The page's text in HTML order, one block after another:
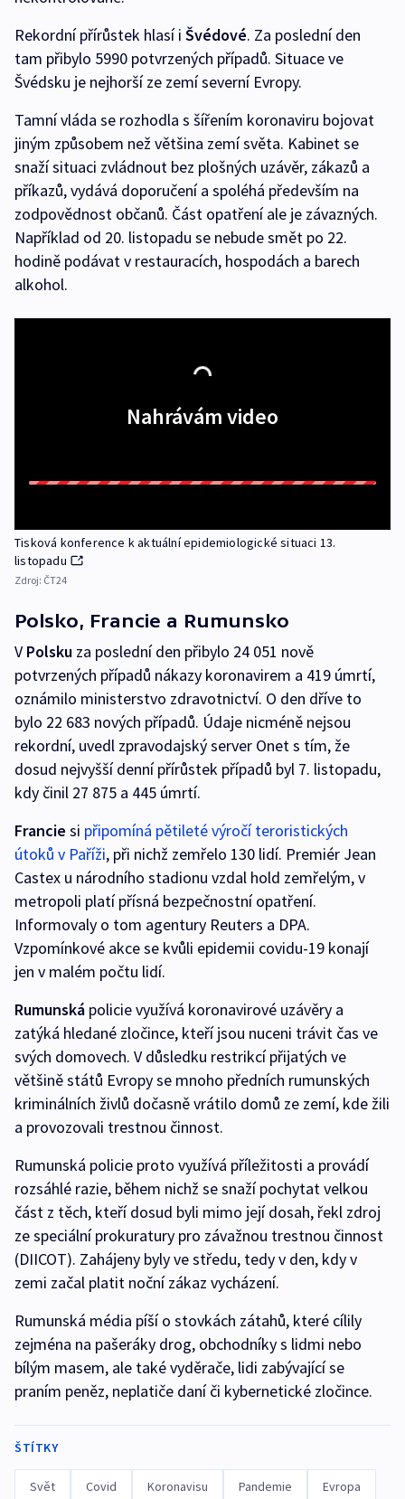
Rekordní přírůstek hlasí i Švédové. Za poslední den
tam přibylo 5990 potvrzených případů. Situace ve
Švédsku je nejhorší ze zemí severní Evropy.
Tamní vláda se rozhodla s šířením koronaviru bojovat
jiným způsobem než většina zemí světa. Kabinet se
snaží situaci zvládnout bez plošných uzávěr, zákazů a
příkazů, vydává doporučení a spoléhá především na
zodpovědnost občanů. Část opatření ale je závazných.
Například od 20. listopadu se nebude smět po 22.
hodině podávat v restauracích, hospodách a barech
alkohol.
Nahrávám video
Tisková konference k aktuální epidemiologické situaci 13.
listopadu
Zdroj: ČT24
Polsko, Francie a Rumunsko
VPolsku za poslední den přibylo 24 051 nově
potvrzených případů nákazy koronavirem a 419 úmrtí,
oznámilo ministerstvo zdravotnictví. O den dříve to
bylo 22 683 nových případů. Údaje nicméně nejsou
rekordní, uvedl zpravodajský server Onet s tím, že
dosud nejvyšší denní přírůstek případů byl 7. listopadu,
kdy činil 27 875 a 445 úmrtí.
Francie si připomíná pětileté výročí teroristických
útoků v Paříži, při nichž zemřelo 130 lidí. Premiér Jean
Castex u národního stadionu vzdal hold zemřelým, v
metropoli platí přísná bezpečnostní opatření.
Informovaly o tom agentury Reuters a DPA.
Vzpomínkové akce se kvůli epidemii covidu-19 konají
jen v malém počtu lidí.
Rumunská policie využívá koronavirové uzávěry a
zatýká hledané zločince, kteří jsou nuceni trávit čas ve
svých domovech. V důsledku restrikcí přijatých ve
většině států Evropy se mnoho předních rumunských
kriminálních živlů dočasně vrátilo domů ze zemí, kde žili
a provozovali trestnou činnost.
Rumunská policie proto využívá příležitosti a provádí
rozsáhlé razie, během nichž se snaží pochytat velkou
část z těch, kteří dosud byli mimo její dosah, řekl zdroj
ze speciální prokuratury pro závažnou trestnou činnost
(DIICOT). Zahájeny byly ve středu, tedy v den, kdy v
zemi začal platit noční zákaz vycházení.
Rumunská média píší o stovkách zátahů, které cílily
zejména na pašeráky drog, obchodníky s lidmi nebo
bílým masem, ale také vyděrače, lidi zabývající se
praním peněz, neplatiče daní či kybernetické zločince.
ŠTÍTKY
Svět Covid Koronavisu Pandemie Evropa